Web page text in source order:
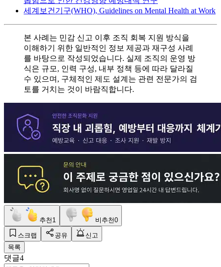
세계보건기구(WHO), Guidelines on Mental Health at Work
본 사례는 민감 신고 이후 조직 회복 지원 방식을
이해하기 위한 일반적인 정보 제공과 재구성 사례
를 바탕으로 작성되었습니다. 실제 조직의 운영 방
식은 규모, 인력 구성, 내부 정책 등에 따라 달라질
수 있으며, 구체적인 제도 설계는 관련 전문가의 검
토를 거치는 것이 바람직합니다.
추천 1 비추천0
스크랩 공유
신고
목록
댓글4